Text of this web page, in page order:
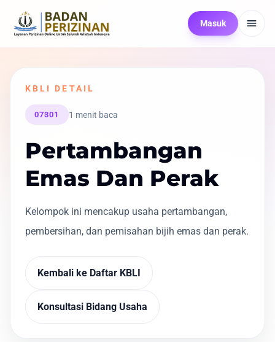
Masuk
KBLI DETAIL
07301 1 menit baca
Pertambangan
Emas Dan Perak
Kelompok ini mencakup usaha pertambangan,
pembersihan, dan pemisahan bijih emas dan perak.
Kembali ke Daftar KBLI
Konsultasi Bidang Usaha